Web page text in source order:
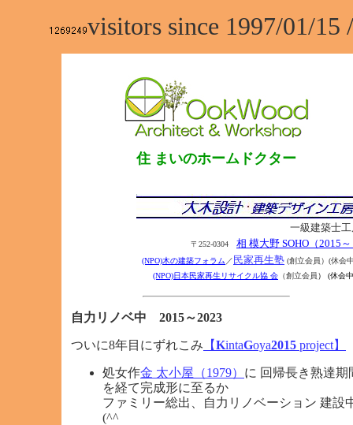
visitors since 1997/01/15
住 まいのホームドクター
一級建築士
〒252-0304 相 模大野 SOHO（2015
(NPO)木の建築フォラム ／ 民家再生塾 (創立会員）(休会
(NPO)日本民家再生リサイクル協 会 （創立会員） (休会
自力リノベ中 2015～2023
ついに8年目にずれこみ 【KintaGoya2015 project】
処女作金 太小屋（1979） に 回帰長き熟達期
を経て完成形に至るか
ファミリー総出、自力リノベーション 建設
(^^